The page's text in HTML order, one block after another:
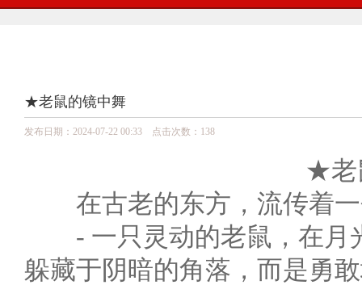
★老鼠的镜中舞
发布日期：2024-07-22 00:33 点击次数：138
★老
在古老的东方，流传着一
- 一只灵动的老鼠，在月
躲藏于阴暗的角落，而是勇